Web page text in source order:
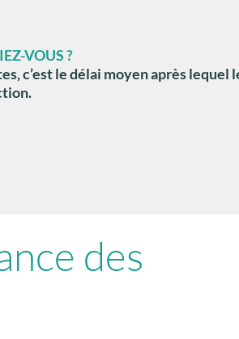
VOUS ?
c’est le délai moyen après
des